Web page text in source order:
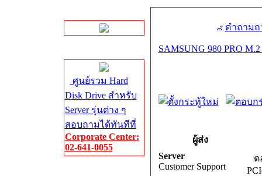
ศูนย์รวม Hard
Disk Drive สำหรับ
Server รุ่นต่าง ๆ
สอบถามได้ทันทีที่
Corporate Center:
02-641-0055
คำถาม
SAMSUNG 980 PRO
ผู้ส่ง
Server
Customer Support
ต